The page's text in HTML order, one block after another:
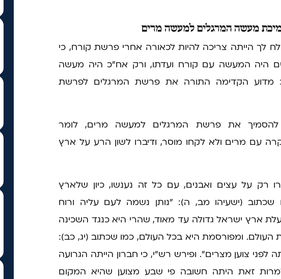
מעשה המרגלים למעשה מרים
לך הייתה צריכה להיות לכאורה אחרי פרשת קורח, כי
היה המעשה עם קורח ועדתו, ורק אח"כ היה מעשה
מדוע הקדימה התורה את פרשת המרגלים לפרשת
את פרשת המרגלים למעשה מרים, לומר
עם מרים ולא לקחו מוסר, ודיברו לשון הרע על ארץ
רק על עצים ואבנים, עם כל זה נענשו, כיון שלארץ
(ישעיהו מב, ה): "נותן נשמה לעם עליה ורוח
ארץ ישראל גדולה עד מאוד, שהרי היא כנגד השכינה
ומפורסמת היא בכל העולם, כמו שכתוב (יג, כב):
לפני צוען מצרים". ופירש רש"י, כי חברון הייתה הגרועה
זאת היתה חשובה פי שבע מצוען שהיא המקום